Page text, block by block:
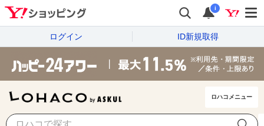
i
ログイン ID新規取得
ロハコメニュー